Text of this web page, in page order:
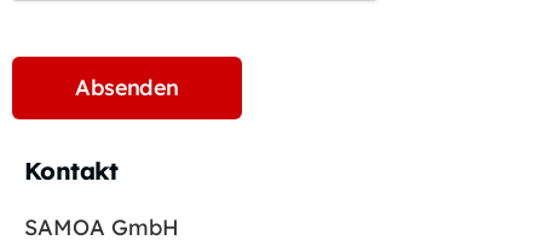
Kontakt
SAMOA GmbH